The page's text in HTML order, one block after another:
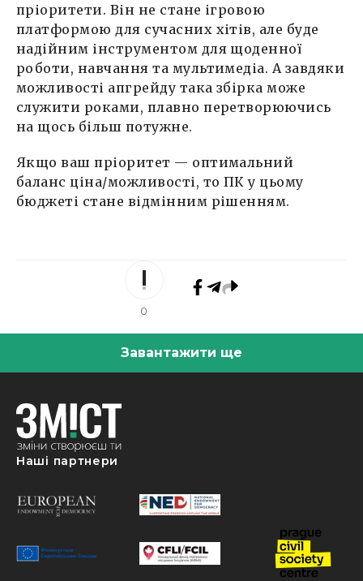
пріоритети. Він не стане ігровою
платформою для сучасних хітів, але буде
надійним інструментом для щоденної
роботи, навчання та мультимедіа. А завдяки
можливості апгрейду така збірка може
служити роками, плавно перетворюючись
на щось більш потужне.
Якщо ваш пріоритет — оптимальний
баланс ціна/можливості, то ПК у цьому
бюджеті стане відмінним рішенням.
0
Завантажити ще
Наші партнери